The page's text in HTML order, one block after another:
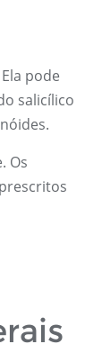
Ela pode
salicílico
Os